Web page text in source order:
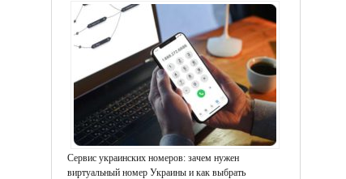
Сервис украинских номеров: зачем нужен
виртуальный номер Украины и как выбрать